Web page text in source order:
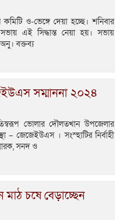
কমিটি ও-ভেঙ্গে দেয়া হচ্ছে। শনিবার
সভায় এই সিদ্ধান্ত নেয়া হয়। সভায়
বক্তব্য
সম্মাননা ২০২৪
ভোলার দৌলতখান উপজেলার
– জেজেইউএস । সংস্হাটির নির্বাহী
সনদ ও
চষে বেড়াচ্ছেন